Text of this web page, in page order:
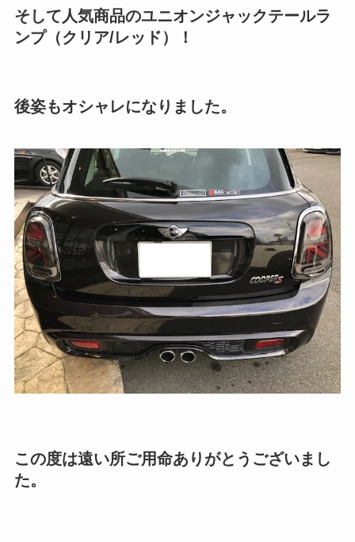
そして人気商品のユニオンジャックテールラ
ンプ（クリア/レッド）！
後姿もオシャレになりました。
この度は遠い所ご用命ありがとうございまし
た。